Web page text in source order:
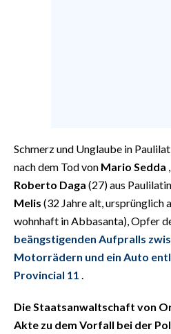
INSULARITÀ
INFO AZIENDE
ANNUNCI
NECROLOGI
Schmerz und Unglaube in
nach dem Tod von Mario Sedda
Roberto Daga (27) aus
Melis (32 Jahre alt, ursprünglich
wohnhaft in Abbasanta), Opfer
beängstigenden Aufpralls
Motorrädern und ein Auto
Provincial 11
Die Staatsanwaltschaft von
Akte zu dem Vorfall bei der